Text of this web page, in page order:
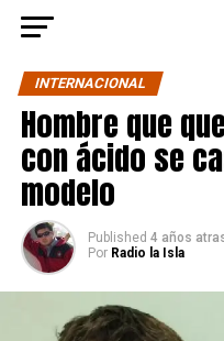
INTERNACIONAL
Hombre que
con ácido se
modelo
Published 4 años
Por Radio la Isla